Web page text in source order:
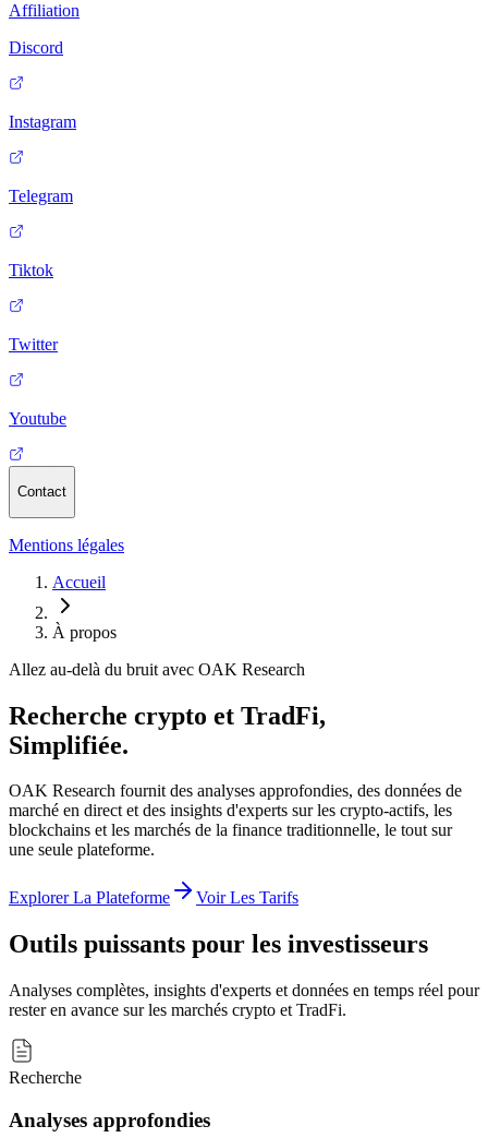
Affiliation
Discord
Instagram
Telegram
Tiktok
Twitter
Youtube
Contact
Mentions légales
Accueil
À propos
Allez au-delà du bruit avec OAK Research
Recherche crypto et TradFi,
Simplifiée.
OAK Research fournit des analyses approfondies, des données de
marché en direct et des insights d'experts sur les crypto-actifs, les
blockchains et les marchés de la finance traditionnelle, le tout sur
une seule plateforme.
Explorer La Plateforme Voir Les Tarifs
Outils puissants pour les investisseurs
Analyses complètes, insights d'experts et données en temps réel pour
rester en avance sur les marchés crypto et TradFi.
Recherche
Analyses approfondies